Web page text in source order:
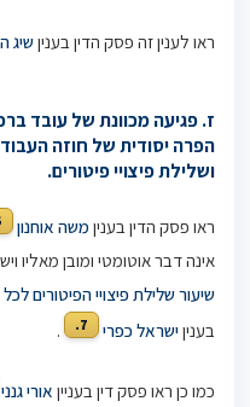
ראו לענין זה פסק הדין בעניןשיג
ז. פגיעה מכוונת של עובד
הפרה יסודית של חוזה
ושלילת פיצויי פיטורים.
ראו פסק הדין בענין משה אוחנון
אינה דבר אוטומטי ומובן מאליו
שיעור שלילת פיצויי הפיטורים לכל
בעניןישראל כפרי 7.
.
כמו כן ראו פסק דין בעניין אורי גנני